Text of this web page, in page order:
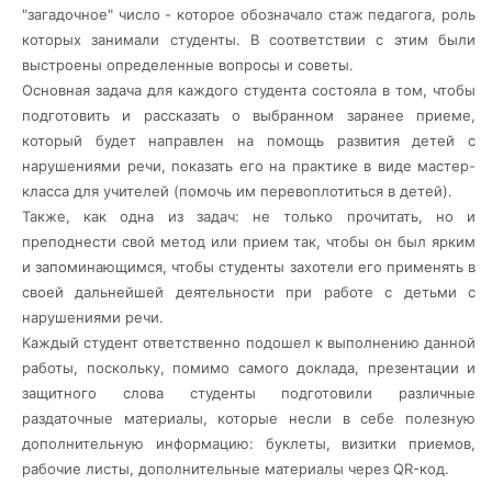
"загадочное" число - которое обозначало стаж педагога, роль
которых занимали студенты. В соответствии с этим были
выстроены определенные вопросы и советы.
Основная задача для каждого студента состояла в том, чтобы
подготовить и рассказать о выбранном заранее приеме,
который будет направлен на помощь развития детей с
нарушениями речи, показать его на практике в виде мастер-
класса для учителей (помочь им перевоплотиться в детей).
Также, как одна из задач: не только прочитать, но и
преподнести свой метод или прием так, чтобы он был ярким
и запоминающимся, чтобы студенты захотели его применять в
своей дальнейшей деятельности при работе с детьми с
нарушениями речи.
Каждый студент ответственно подошел к выполнению данной
работы, поскольку, помимо самого доклада, презентации и
защитного слова студенты подготовили различные
раздаточные материалы, которые несли в себе полезную
дополнительную информацию: буклеты, визитки приемов,
рабочие листы, дополнительные материалы через QR-код.